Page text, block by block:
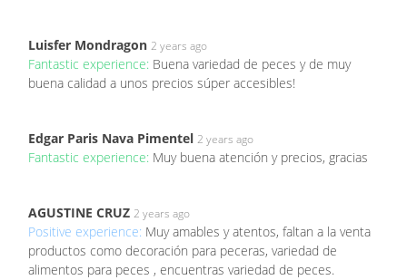
Luisfer Mondragon 2 years ago
Fantastic experience: Buena variedad de peces y de muy
buena calidad a unos precios súper accesibles!
Edgar Paris Nava Pimentel 2 years ago
Fantastic experience: Muy buena atención y precios, gracias
AGUSTINE CRUZ 2 years ago
Positive experience: Muy amables y atentos, faltan a la venta
productos como decoración para peceras, variedad de
alimentos para peces , encuentras variedad de peces.